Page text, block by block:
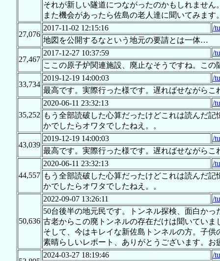
それが新しい隧道につながったのかもしれません
また機会があったら佐島の老人達に聞いてみます
27,076
2017-11-02 12:15:16
/
地図を公開するなという地元の要請とは一体…
27,467
2017-12-27 10:37:59
/
ここの原子炉関連施設、廃止なそうですね。こ
33,734
2019-12-19 14:00:03
/
最高です。実際行った様です。遅ればせながら
35,252
2020-06-11 23:32:13
/
もう全部読破した心算だったけどこれは読んだ
かでしたらオワタでしたねえ。。
43,039
2019-12-19 14:00:03
/
最高です。実際行った様です。遅ればせながら
44,557
2020-06-11 23:32:13
/
もう全部読破した心算だったけどこれは読んだ
かでしたらオワタでしたねえ。。
50,636
2022-09-07 13:26:11
/
50台後半の地元民です。トンネル探検、面白かっ
古老からこの廃トンネルの存在だけは聞いていま
そして、今はキレイな新佐島トンネルの方。子
素晴らしいレポート、ありがとうございます。お
2024-03-27 18:19:46 /